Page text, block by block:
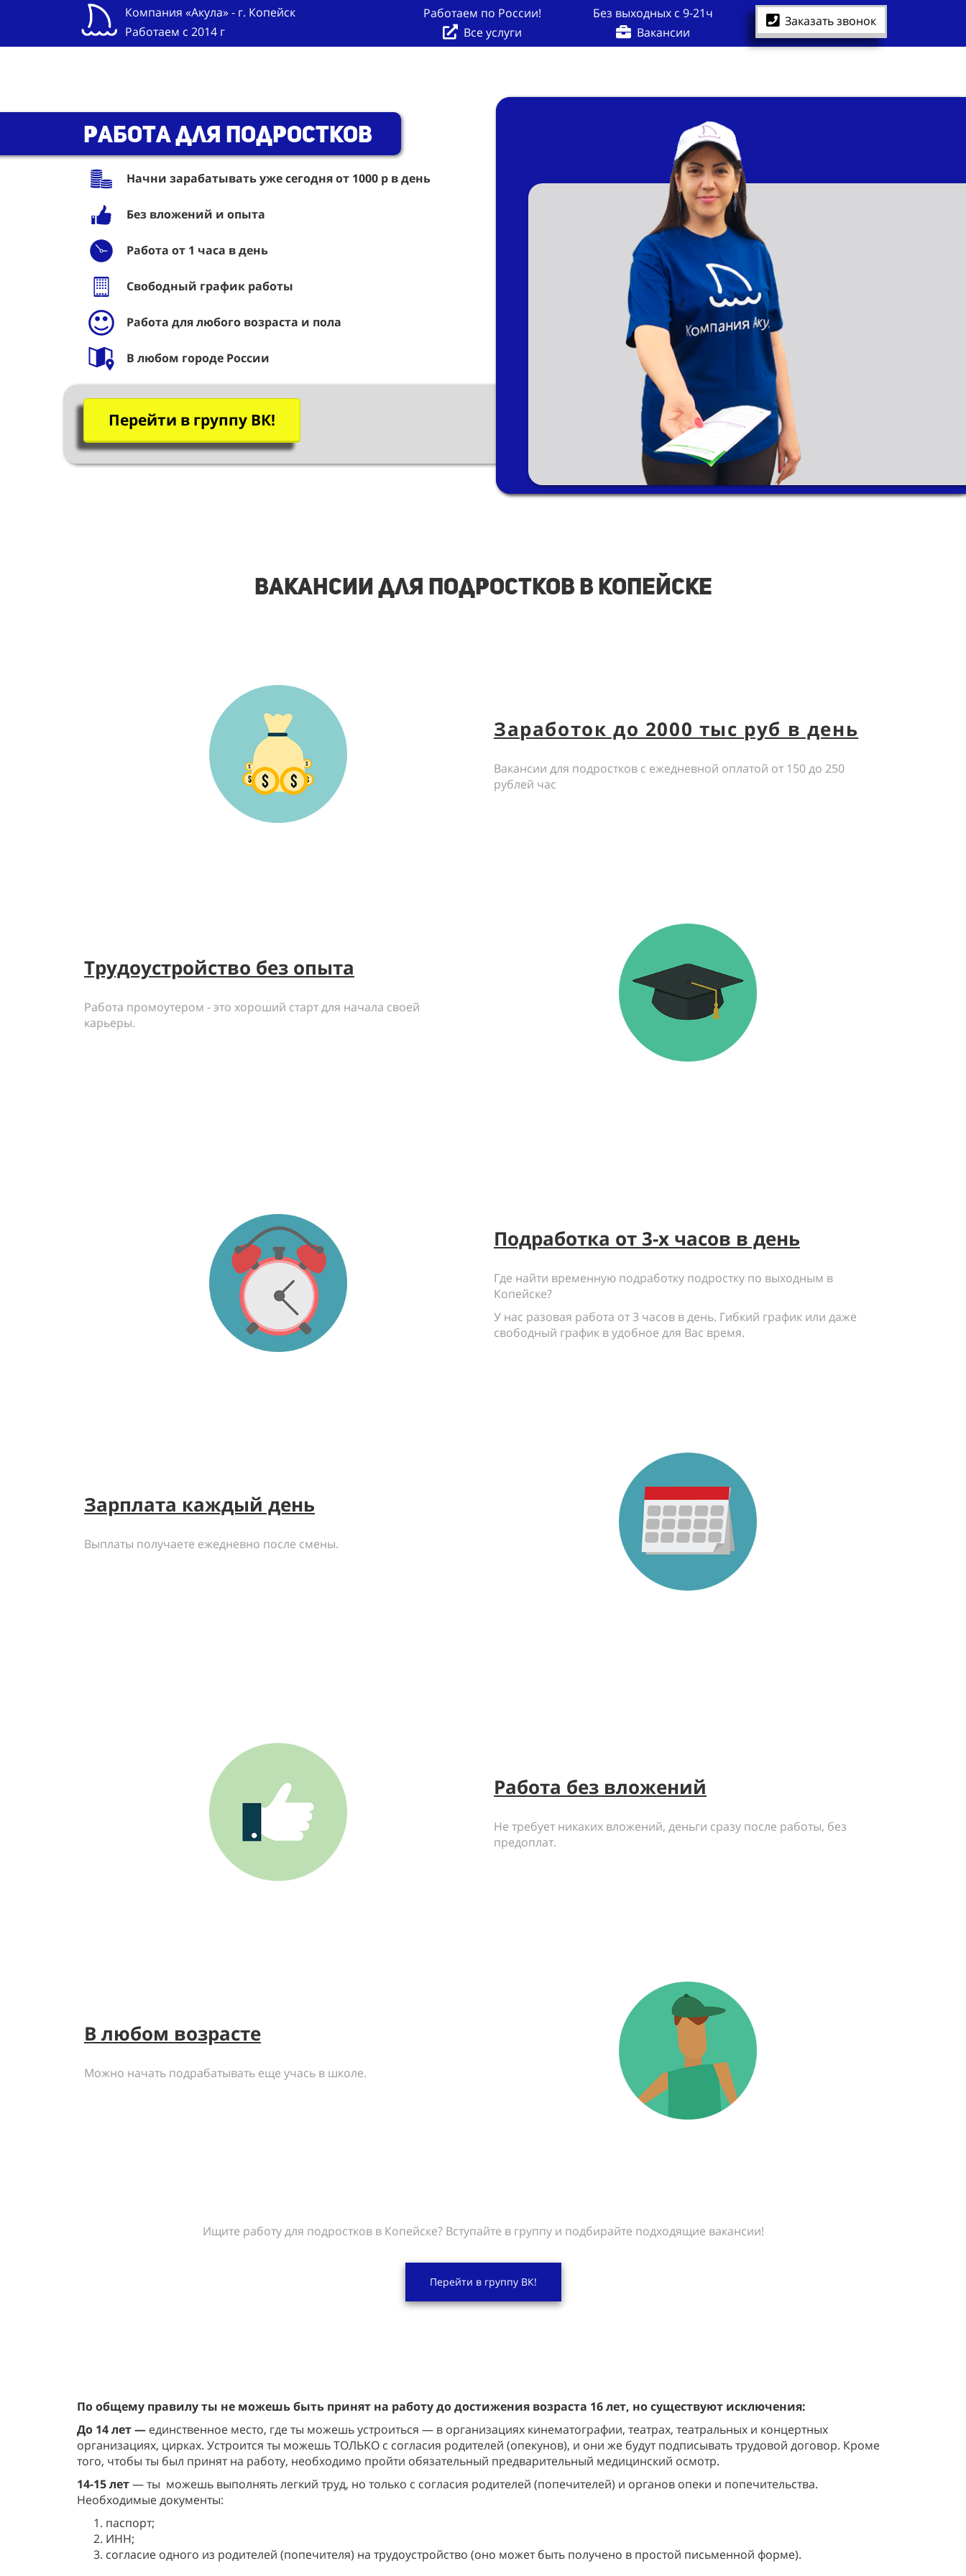
Компания «Акула» - г. Копейск
Работаем с 2014 г
Работаем по России!
Все услуги
Без выходных с 9-21ч
Вакансии
Заказать звонок
Работа для подростков
Начни зарабатывать уже сегодня от 1000 р в день
Без вложений и опыта
Работа от 1 часа в день
Свободный график работы
Работа для любого возраста и пола
В любом городе России
Перейти в группу ВК!
Вакансии для подростков в Копейске
Заработок до 2000 тыс руб в день
Вакансии для подростков с ежедневной оплатой от 150 до 250
рублей час
Трудоустройство без опыта
Работа промоутером - это хороший старт для начала своей
карьеры.
Подработка от 3-х часов в день
Где найти временную подработку подростку по выходным в
Копейске?
У нас разовая работа от 3 часов в день. Гибкий график или даже
свободный график в удобное для Вас время.
Зарплата каждый день
Выплаты получаете ежедневно после смены.
Работа без вложений
Не требует никаких вложений, деньги сразу после работы, без
предоплат.
В любом возрасте
Можно начать подрабатывать еще учась в школе.
Ищите работу для подростков в Копейске? Вступайте в группу и подбирайте подходящие вакансии!
Перейти в группу ВК!
По общему правилу ты не можешь быть принят на работу до достижения возраста 16 лет, но существуют исключения:
До 14 лет — единственное место, где ты можешь устроиться — в организациях кинематографии, театрах, театральных и концертных
организациях, цирках. Устроится ты можешь ТОЛЬКО с согласия родителей (опекунов), и они же будут подписывать трудовой договор. Кроме
того, чтобы ты был принят на работу, необходимо пройти обязательный предварительный медицинский осмотр.
14-15 лет— ты можешь выполнять легкий труд, но только с согласия родителей (попечителей) и органов опеки и попечительства.
Необходимые документы:
паспорт;
ИНН;
согласие одного из родителей (попечителя) на трудоустройство (оно может быть получено в простой письменной форме).